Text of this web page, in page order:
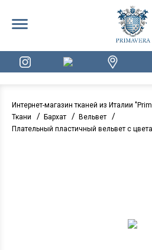
Интернет-магазин тканей из Италии
Ткани / Бархат / Вельвет /
Плательный пластичный вельвет с